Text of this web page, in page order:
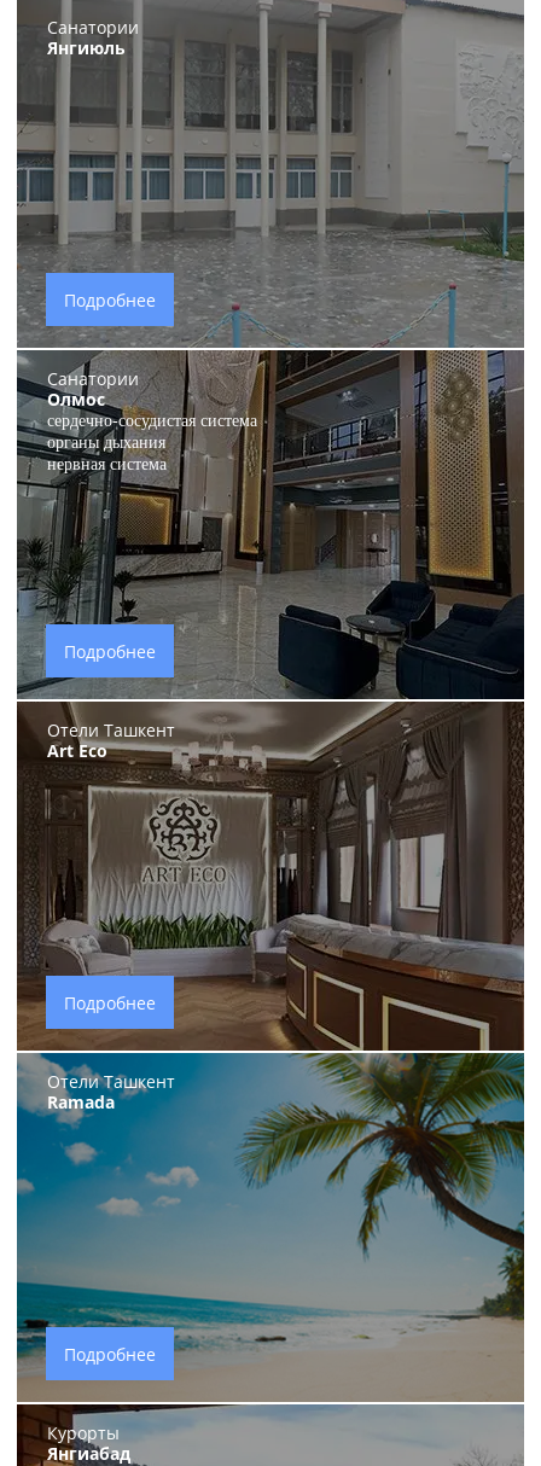
Санатории
Янгиюль
Подробнее
Санатории
Олмос
сердечно-сосудистая система
органы дыхания
нервная система
Подробнее
Отели Ташкент
Art Eco
Подробнее
Отели Ташкент
Ramada
Подробнее
Курорты
Янгиабад